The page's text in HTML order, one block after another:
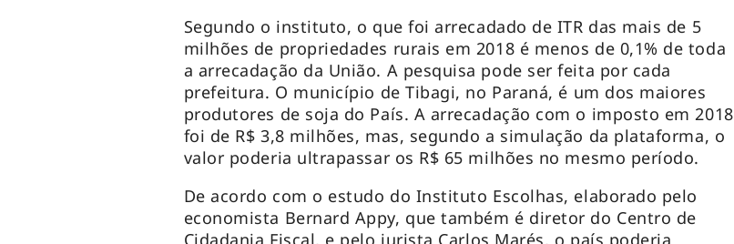
Segundo o instituto, o que foi arrecadado de ITR das mais de 5
milhões de propriedades rurais em 2018 é menos de 0,1% de toda
a arrecadação da União. A pesquisa pode ser feita por cada
prefeitura. O município de Tibagi, no Paraná, é um dos maiores
produtores de soja do País. A arrecadação com o imposto em 2018
foi de R$ 3,8 milhões, mas, segundo a simulação da plataforma, o
valor poderia ultrapassar os R$ 65 milhões no mesmo período.
De acordo com o estudo do Instituto Escolhas, elaborado pelo
economista Bernard Appy, que também é diretor do Centro de
Cidadania Fiscal, e pelo jurista Carlos Marés, o país poderia